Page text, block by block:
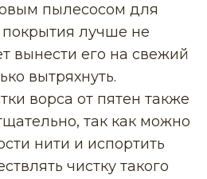
пылесосом для
покрытия лучше не
вынести его на свежий
вытряхнуть.
ворса от пятен также
так как можно
нити и испортить
чистку такого